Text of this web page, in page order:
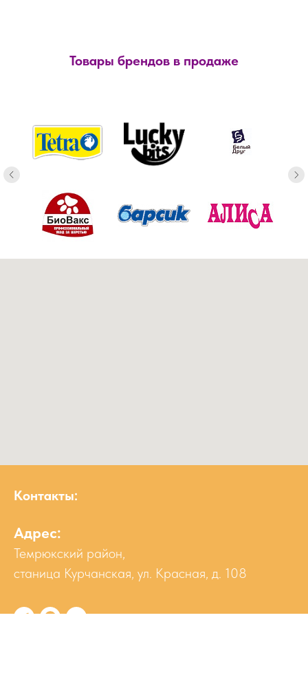
Товары брендов в продаже
Контакты:
Адрес:
Темрюкский район,
станица Курчанская, ул. Красная, д. 108